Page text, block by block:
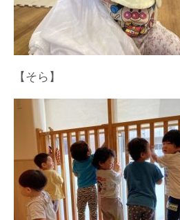
【そら】